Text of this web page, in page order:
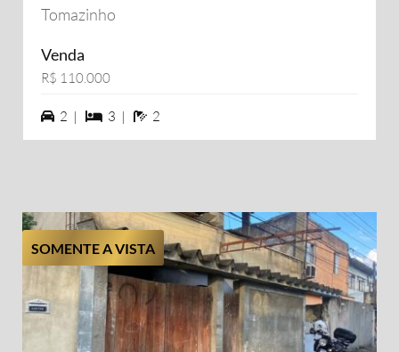
Tomazinho
Venda
R$ 110.000
2 vagas na garagem
2 | 3 dormiórios
3 | 2 banheiros
2
SOMENTE A VISTA